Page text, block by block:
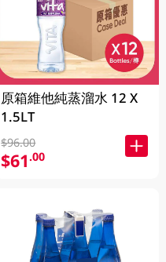
原箱維他純蒸溜水 12 X
1.5LT
$96.00
$61.00